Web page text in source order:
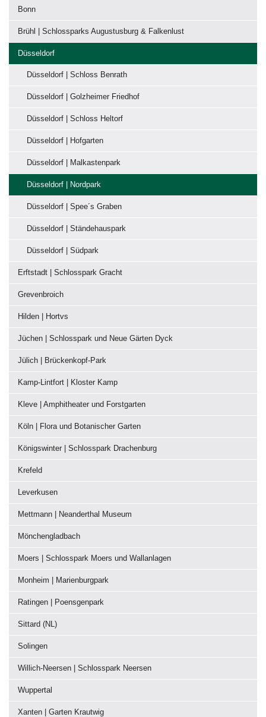
Bonn
Brühl | Schlossparks Augustusburg & Falkenlust
Düsseldorf
Düsseldorf | Schloss Benrath
Düsseldorf | Golzheimer Friedhof
Düsseldorf | Schloss Heltorf
Düsseldorf | Hofgarten
Düsseldorf | Malkastenpark
Düsseldorf | Nordpark
Düsseldorf | Spee´s Graben
Düsseldorf | Ständehauspark
Düsseldorf | Südpark
Erftstadt | Schlosspark Gracht
Grevenbroich
Hilden | Hortvs
Jüchen | Schlosspark und Neue Gärten Dyck
Jülich | Brückenkopf-Park
Kamp-Lintfort | Kloster Kamp
Kleve | Amphitheater und Forstgarten
Köln | Flora und Botanischer Garten
Königswinter | Schlosspark Drachenburg
Krefeld
Leverkusen
Mettmann | Neanderthal Museum
Mönchengladbach
Moers | Schlosspark Moers und Wallanlagen
Monheim | Marienburgpark
Ratingen | Poensgenpark
Sittard (NL)
Solingen
Willich-Neersen | Schlosspark Neersen
Wuppertal
Xanten | Garten Krautwig